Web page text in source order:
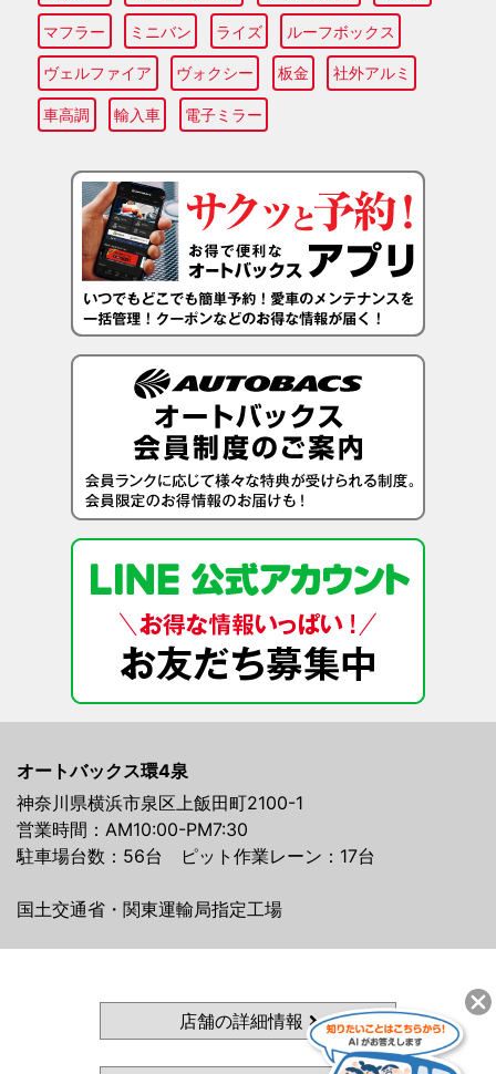
マフラー ミニバン ライズ ルーフボックス
ヴェルファイア ヴォクシー 板金 社外アルミ
車高調 輸入車 電子ミラー
オートバックス環4泉
神奈川県横浜市泉区上飯田町2100-1
営業時間：AM10:00-PM7:30
駐車場台数：56台 ピット作業レーン：17台
国土交通省・関東運輸局指定工場
店舗の詳細情報